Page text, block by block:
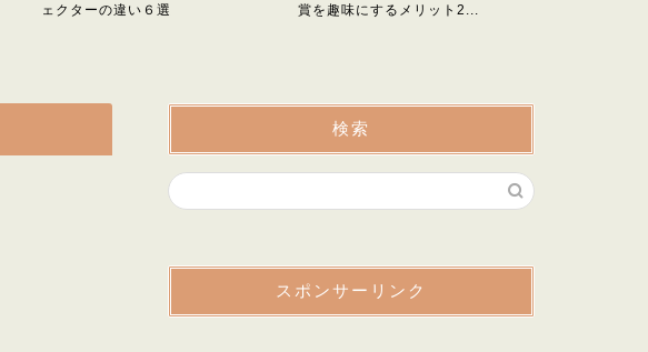
ェクターの違い６選
賞を趣味にするメリット2...
検索
スポンサーリンク